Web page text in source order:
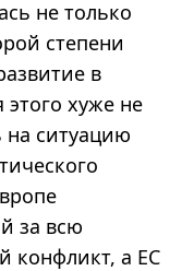
не только
степени
в
хуже не
на ситуацию
за всю
конфликт, а ЕС